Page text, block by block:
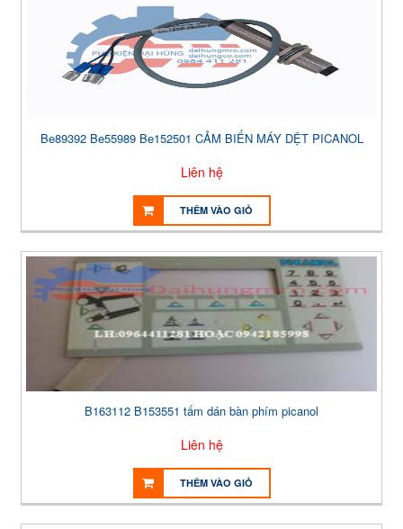
Be89392 Be55989 Be152501 CẢM BIẾN MÁY DỆT PICANOL
Liên hệ
THÊM VÀO GIỎ
B163112 B153551 tấm dán bàn phím picanol
Liên hệ
THÊM VÀO GIỎ